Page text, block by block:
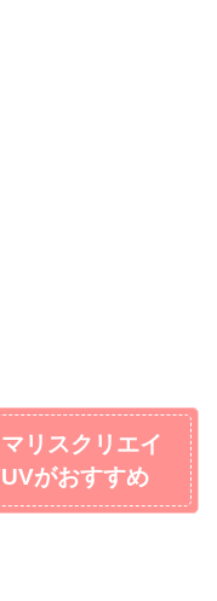
リスクリエイ
がおすすめ